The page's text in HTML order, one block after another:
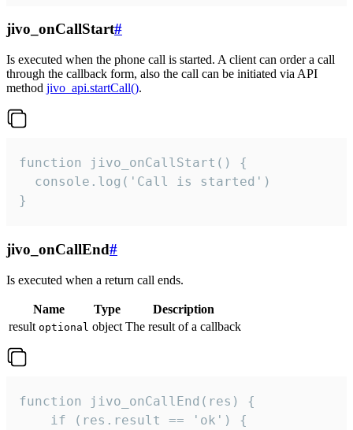
jivo_onCallStart#
Is executed when the phone call is started. A client can order a call
through the callback form, also the call can be initiated via API
method jivo_api.startCall().
function jivo_onCallStart() {
  console.log('Call is started')
}
jivo_onCallEnd#
Is executed when a return call ends.
Name Type
Description
result optional object The result of a callback
function jivo_onCallEnd(res) {
    if (res.result == 'ok') {